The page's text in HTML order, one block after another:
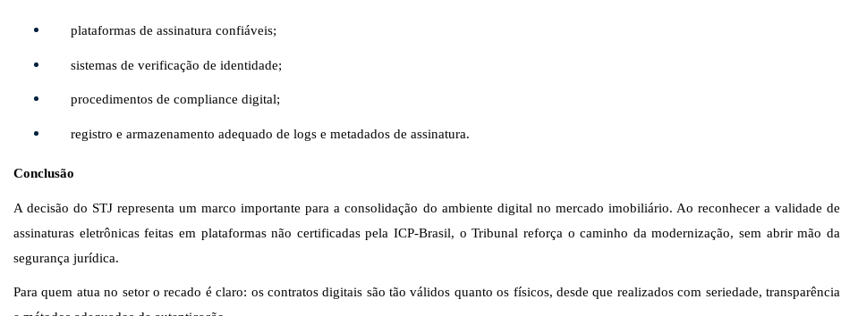
plataformas de assinatura confiáveis;
sistemas de verificação de identidade;
procedimentos de compliance digital;
registro e armazenamento adequado de logs e metadados de assinatura.
Conclusão
A decisão do STJ representa um marco importante para a consolidação do ambiente digital no mercado imobiliário. Ao reconhecer a validade de
assinaturas eletrônicas feitas em plataformas não certificadas pela ICP-Brasil, o Tribunal reforça o caminho da modernização, sem abrir mão da
segurança jurídica.
Para quem atua no setor o recado é claro: os contratos digitais são tão válidos quanto os físicos, desde que realizados com seriedade, transparência